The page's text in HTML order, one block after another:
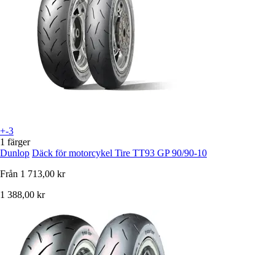
+-3
1 färger
Dunlop Däck för motorcykel Tire TT93 GP 90/90-10
Från 1 713,00 kr
1 388,00 kr